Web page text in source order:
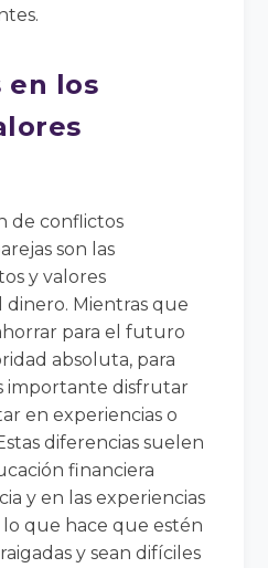
en los
de conflictos
son las
y valores
dinero. Mientras que
para el futuro
absoluta, para
importante disfrutar
en experiencias o
diferencias suelen
financiera
y en las experiencias
lo que hace que estén
y sean difíciles